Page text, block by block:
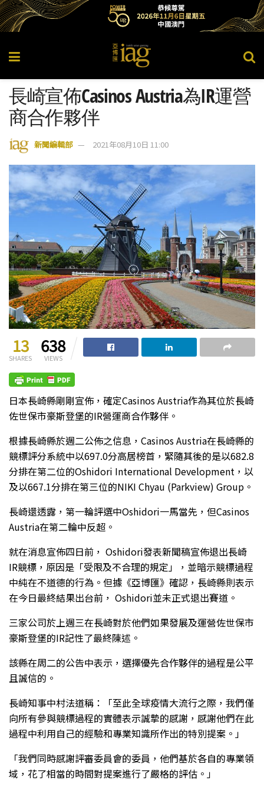
長崎宣佈Casinos Austria為IR運營
商合作夥伴
新聞編輯部 2021年08月10日 11:00
13
SHARES
638
VIEWS
日本長崎縣剛剛宣佈，確定Casinos Austria作為其位於長崎
佐世保市豪斯登堡的IR營運商合作夥伴。
根據長崎縣於週二公佈之信息，Casinos Austria在長崎縣的
競標評分系統中以697.0分高居榜首，緊隨其後的是以682.8
分排在第二位的Oshidori International Development，以
及以667.1分排在第三位的NIKI Chyau (Parkview) Group。
長崎還透露，第一輪評選中Oshidori一馬當先，但Casinos
Austria在第二輪中反超。
就在消息宣佈四日前， Oshidori發表新聞稿宣佈退出長崎
IR競標，原因是「受限及不合理的規定」，並暗示競標過程
中純在不道德的行為。但據《亞博匯》確認，長崎縣則表示
在今日最終結果出台前， Oshidori並未正式退出賽道。
三家公司於上週三在長崎對於他們如果發展及運營佐世保市
豪斯登堡的IR記性了最終陳述。
該縣在周二的公告中表示，選擇優先合作夥伴的過程是公平
且誠信的。
長崎知事中村法道稱：「至此全球疫情大流行之際，我們僅
向所有參與競標過程的實體表示誠摯的感謝，感謝他們在此
過程中利用自己的經驗和專業知識所作出的特別提案。」
「我們同時感謝評審委員會的委員，他們基於各自的專業領
域，花了相當的時間對提案進行了嚴格的評估。」